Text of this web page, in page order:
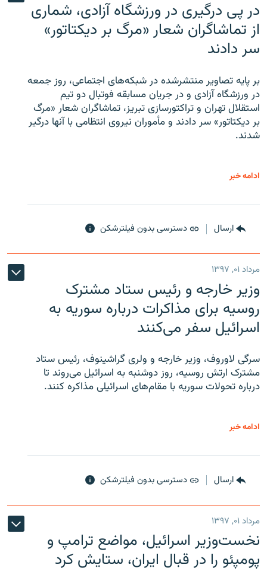
در پی درگیری در ورزشگاه آزادی، شماری
از تماشاگران شعار «مرگ بر دیکتاتور»
سر دادند
بر پایه تصاویر منتشرشده در شبکه‌های اجتماعی، روز جمعه
در ورزشگاه آزادی و در جریان مسابقه فوتبال دو تیم
استقلال تهران و تراکتورسازی تبریز، تماشاگران شعار «مرگ
بر دیکتاتور» سر دادند و مأموران نیروی انتظامی با آنها درگیر
شدند.
ادامه خبر
ارسال دسترسی بدون فیلترشکن
مرداد ۰۱, ۱۳۹۷
وزیر خارجه و رئیس‌ ستاد مشترک
روسیه برای مذاکرات درباره سوریه به
اسرائیل سفر می‌کنند
سرگی لاوروف، وزیر خارجه و ولری گراشینوف، رئیس ستاد
مشترک ارتش روسیه، روز دوشنبه به اسرائیل می‌روند تا
درباره تحولات سوریه با مقام‌های اسرائیلی مذاکره کنند.
ادامه خبر
ارسال دسترسی بدون فیلترشکن
مرداد ۰۱, ۱۳۹۷
نخست‌وزیر اسرائیل، مواضع ترامپ و
پومپئو را در قبال ایران، ستایش کرد